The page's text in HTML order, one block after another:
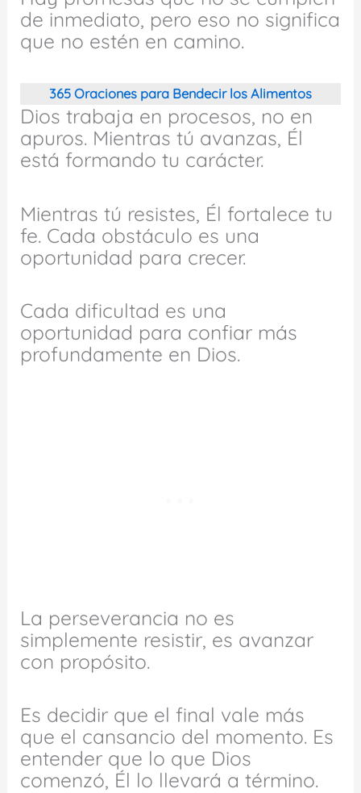
de inmediato, pero eso no significa
que no estén en camino.
365 Oraciones para Bendecir los Alimentos
Dios trabaja en procesos, no en
apuros. Mientras tú avanzas, Él
está formando tu carácter.
Mientras tú resistes, Él fortalece tu
fe. Cada obstáculo es una
oportunidad para crecer.
Cada dificultad es una
oportunidad para confiar más
profundamente en Dios.
La perseverancia no es
simplemente resistir, es avanzar
con propósito.
Es decidir que el final vale más
que el cansancio del momento. Es
entender que lo que Dios
comenzó, Él lo llevará a término.